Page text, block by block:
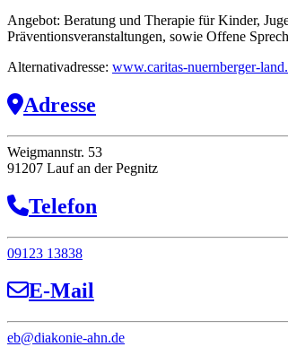
Angebot: Beratung und Therapie für Kinder,
Präventionsveranstaltungen, sowie Offene
Alternativadresse: www.caritas-nuernberger-
Adresse
Weigmannstr. 53
91207 Lauf an der Pegnitz
Telefon
09123 13838
E-Mail
eb@diakonie-ahn.de